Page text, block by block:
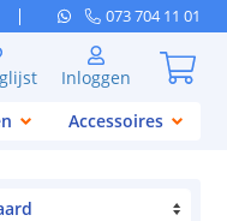
073 704 11 01
Inloggen
Accessoires